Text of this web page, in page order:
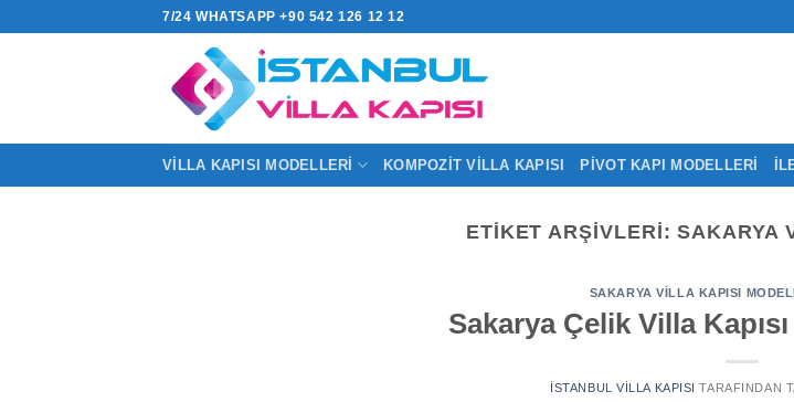
7/24 WHATSAPP +90 542 126 12 12
VILLA KAPISI MODELLERI KOMPOZIT VILLA KAPISI PIVOT KAPI MODELLERI
ETIKET ARŞIVLERI:SAKARYA
SAKARYA VILLA KAPISI
Sakarya Çelik Villa
İSTANBUL VILLA KAPISI TARAFINDAN